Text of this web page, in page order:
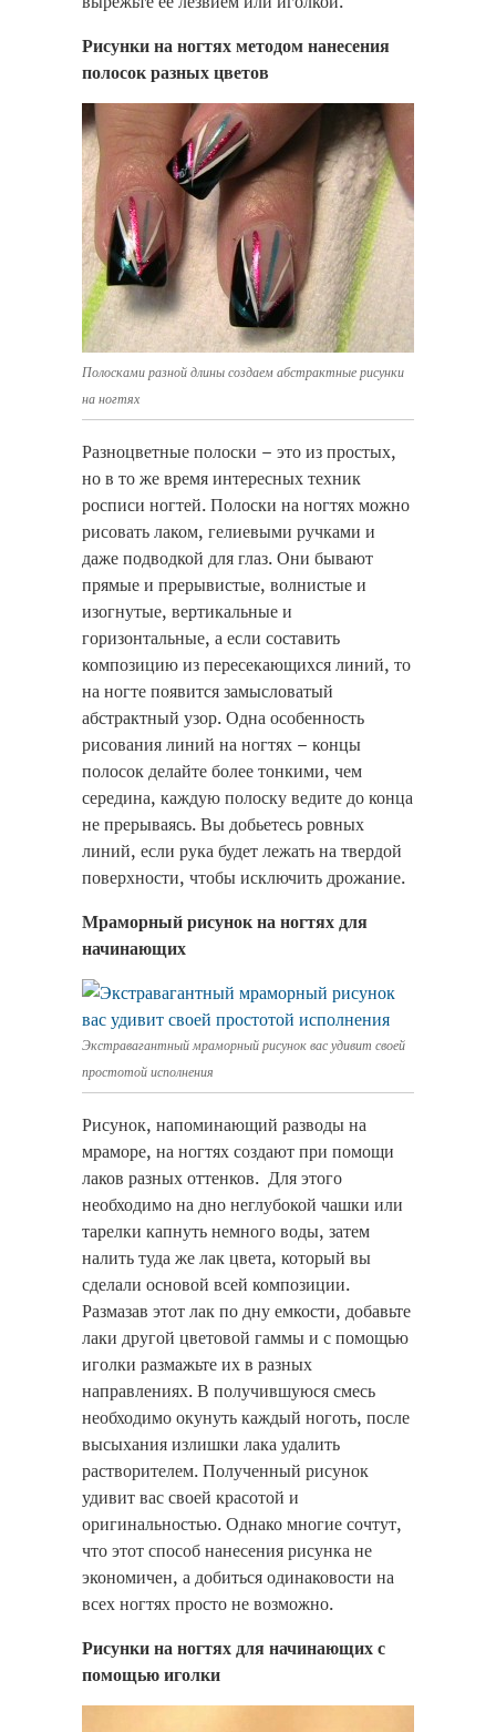
Рисунки на ногтях методом нанесения
полосок разных цветов
Полосками разной длины создаем абстрактные рисунки
на ногтях
Разноцветные полоски – это из простых,
но в то же время интересных техник
росписи ногтей. Полоски на ногтях можно
рисовать лаком, гелиевыми ручками и
даже подводкой для глаз. Они бывают
прямые и прерывистые, волнистые и
изогнутые, вертикальные и
горизонтальные, а если составить
композицию из пересекающихся линий, то
на ногте появится замысловатый
абстрактный узор. Одна особенность
рисования линий на ногтях – концы
полосок делайте более тонкими, чем
середина, каждую полоску ведите до конца
не прерываясь. Вы добьетесь ровных
линий, если рука будет лежать на твердой
поверхности, чтобы исключить дрожание.
Мраморный рисунок на ногтях для
начинающих
Экстравагантный мраморный рисунок вас удивит своей
простотой исполнения
Рисунок, напоминающий разводы на
мраморе, на ногтях создают при помощи
лаков разных оттенков. Для этого
необходимо на дно неглубокой чашки или
тарелки капнуть немного воды, затем
налить туда же лак цвета, который вы
сделали основой всей композиции.
Размазав этот лак по дну емкости, добавьте
лаки другой цветовой гаммы и с помощью
иголки размажьте их в разных
направлениях. В получившуюся смесь
необходимо окунуть каждый ноготь, после
высыхания излишки лака удалить
растворителем. Полученный рисунок
удивит вас своей красотой и
оригинальностью. Однако многие сочтут,
что этот способ нанесения рисунка не
экономичен, а добиться одинаковости на
всех ногтях просто не возможно.
Рисунки на ногтях для начинающих с
помощью иголки